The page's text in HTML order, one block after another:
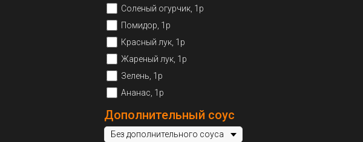
Соленый огурчик, 1р
Помидор, 1р
Красный лук, 1р
Жареный лук, 1р
Зелень, 1р
Ананас, 1р
Дополнительный соус